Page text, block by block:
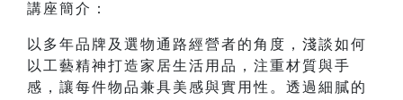
講座簡介：
以多年品牌及選物通路經營者的角度，淺談如何
以工藝精神打造家居生活用品，注重材質與手
感，讓每件物品兼具美感與實用性。透過細膩的